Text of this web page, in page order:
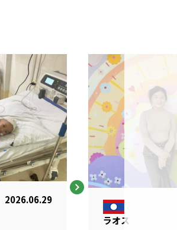
2026.06.29
ラオス